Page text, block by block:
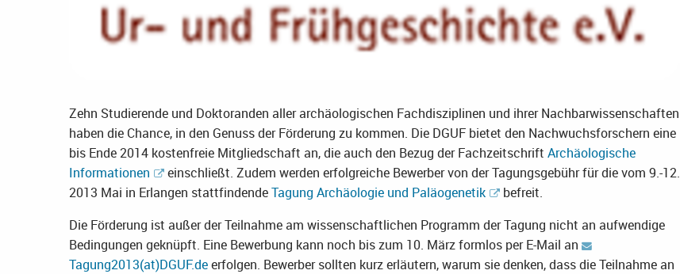
Zehn Studierende und Doktoranden aller archäologischen Fachdisziplinen und ihrer Nachbarwissenschaften
haben die Chance, in den Genuss der Förderung zu kommen. Die DGUF bietet den Nachwuchsforschern eine
bis Ende 2014 kostenfreie Mitgliedschaft an, die auch den Bezug der Fachzeitschrift Archäologische
Informationen
einschließt. Zudem werden erfolgreiche Bewerber von der Tagungsgebühr für die vom 9.-12.
2013 Mai in Erlangen stattfindendeTagung Archäologie und Paläogenetik
befreit.
Die Förderung ist außer der Teilnahme am wissenschaftlichen Programm der Tagung nicht an aufwendige
Bedingungen geknüpft. Eine Bewerbung kann noch bis zum 10. März formlos per E-Mail an
Tagung2013(at)DGUF.deerfolgen. Bewerber sollten kurz erläutern, warum sie denken, dass die Teilnahme an